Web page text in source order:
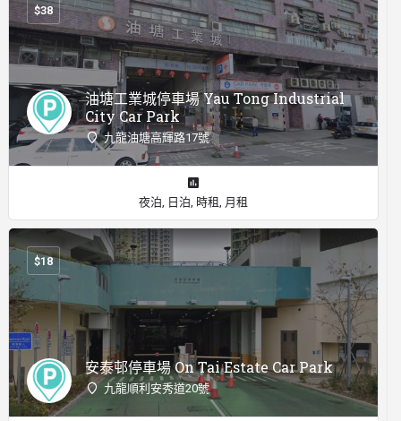
油塘工業城停車場 Yau Tong Industrial
City Car Park
九龍油塘高輝路17號
$38
夜泊, 日泊, 時租, 月租
安泰邨停車場 On Tai Estate Car Park
九龍順利安秀道20號
$18